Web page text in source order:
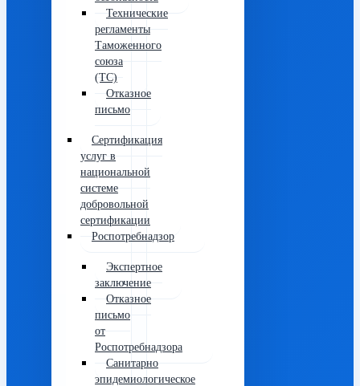
Технические
регламенты
Таможенного
союза
(ТС)
Отказное
письмо
Сертификация
услуг в
национальной
системе
добровольной
сертификации
Роспотребнадзор
Экспертное
заключение
Отказное
письмо
от
Роспотребнадзора
Санитарно
эпидемиологическое